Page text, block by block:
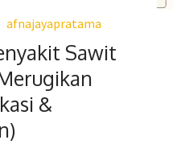
afnajayapratama
Sawit
&